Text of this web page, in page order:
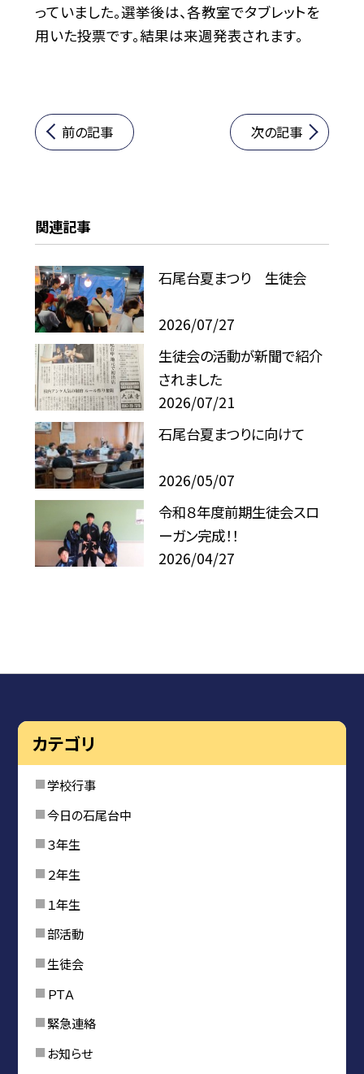
っていました。選挙後は、各教室でタブレットを
用いた投票です。結果は来週発表されます。
前の記事 次の記事
関連記事
石尾台夏まつり 生徒会
2026/07/27
生徒会の活動が新聞で紹介
されました
2026/07/21
石尾台夏まつりに向けて
2026/05/07
令和８年度前期生徒会スロ
ーガン完成！！
2026/04/27
カテゴリ
学校行事
今日の石尾台中
３年生
２年生
１年生
部活動
生徒会
ＰＴＡ
緊急連絡
お知らせ